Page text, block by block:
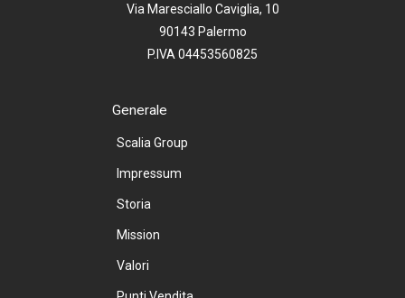
Via Maresciallo Caviglia, 10
90143 Palermo
P.IVA 04453560825
Generale
Scalia Group
Impressum
Storia
Mission
Valori